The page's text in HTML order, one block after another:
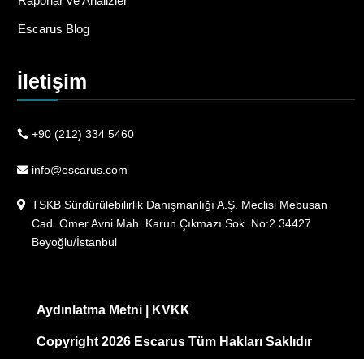
Escarus Blog
İletişim
+90 (212) 334 5460
info@escarus.com
TSKB Sürdürülebilirlik Danışmanlığı A.Ş. Meclisi Mebusan
Cad. Ömer Avni Mah. Karun Çıkmazı Sok. No:2 34427
Beyoğlu/İstanbul
Aydınlatma Metni| KVKK
Copyright 2026 Escarus Tüm Hakları Saklıdır